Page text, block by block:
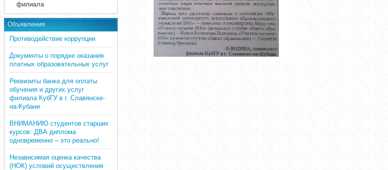
филиала
Объявления
Противодействие коррупции
Документы о порядке оказания
платных образовательных услуг
Реквизиты банка для оплаты
обучения и других услуг
филиала КубГУ в г. Славянске-
на-Кубани
ВНИМАНИЮ студентов старших
курсов: ДВА диплома
одновременно – это реально!
Независимая оценка качества
(НОК) условий осуществления